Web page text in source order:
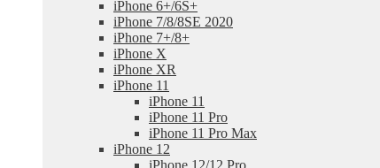
iPhone 6+/6S+
iPhone 7/8/8SE 2020
iPhone 7+/8+
iPhone X
iPhone XR
iPhone 11
iPhone 11
iPhone 11 Pro
iPhone 11 Pro Max
iPhone 12
iPhone 12/12 Pro